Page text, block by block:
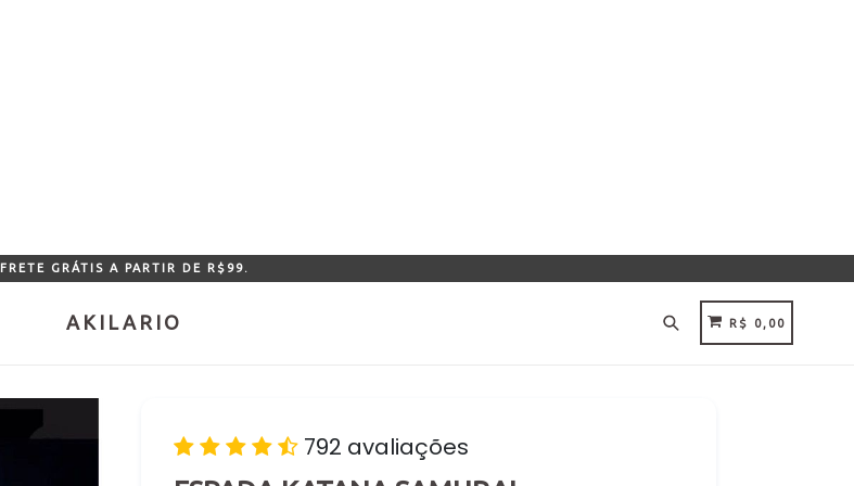
FRETE GRÁTIS A PARTIR DE R$99.
AKILARIO PesquisarCARRINHO
CARRINHO
R$ 0,00
792 avaliações